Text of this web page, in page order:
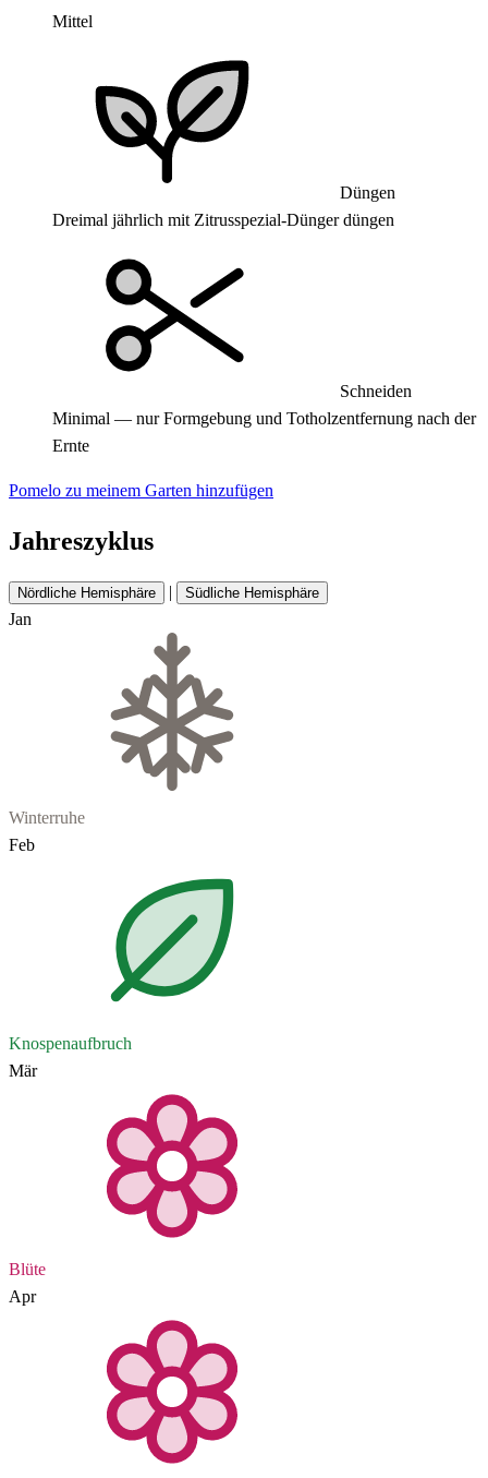
Mittel
Düngen
Dreimal jährlich mit Zitrusspezial-Dünger düngen
Schneiden
Minimal — nur Formgebung und Totholzentfernung nach der
Ernte
Pomelo zu meinem Garten hinzufügen
Jahreszyklus
Nördliche Hemisphäre | Südliche Hemisphäre
Jan
Winterruhe
Feb
Knospenaufbruch
Mär
Blüte
Apr